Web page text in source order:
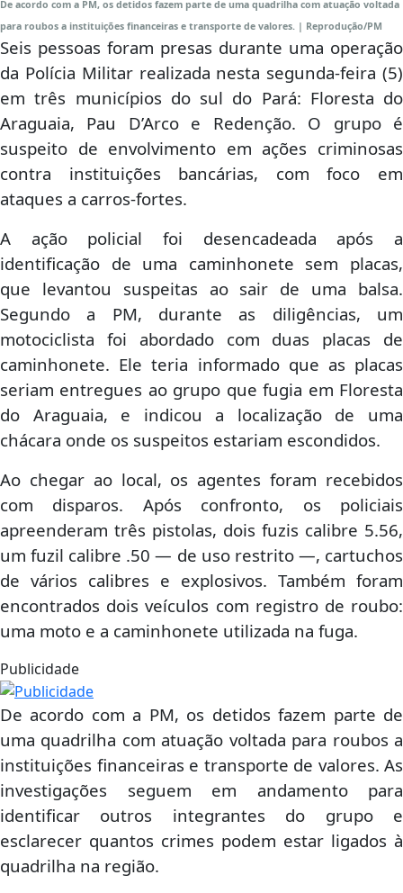
De acordo com a PM, os detidos fazem parte de uma quadrilha com atuação voltada
para roubos a instituições financeiras e transporte de valores. | Reprodução/PM
Seis pessoas foram presas durante uma operação
da Polícia Militar realizada nesta segunda-feira (5)
em três municípios do sul do Pará: Floresta do
Araguaia, Pau D’Arco e Redenção. O grupo é
suspeito de envolvimento em ações criminosas
contra instituições bancárias, com foco em
ataques a carros-fortes.
A ação policial foi desencadeada após a
identificação de uma caminhonete sem placas,
que levantou suspeitas ao sair de uma balsa.
Segundo a PM, durante as diligências, um
motociclista foi abordado com duas placas de
caminhonete. Ele teria informado que as placas
seriam entregues ao grupo que fugia em Floresta
do Araguaia, e indicou a localização de uma
chácara onde os suspeitos estariam escondidos.
Ao chegar ao local, os agentes foram recebidos
com disparos. Após confronto, os policiais
apreenderam três pistolas, dois fuzis calibre 5.56,
um fuzil calibre .50 — de uso restrito —, cartuchos
de vários calibres e explosivos. Também foram
encontrados dois veículos com registro de roubo:
uma moto e a caminhonete utilizada na fuga.
Publicidade
De acordo com a PM, os detidos fazem parte de
uma quadrilha com atuação voltada para roubos a
instituições financeiras e transporte de valores. As
investigações seguem em andamento para
identificar outros integrantes do grupo e
esclarecer quantos crimes podem estar ligados à
quadrilha na região.